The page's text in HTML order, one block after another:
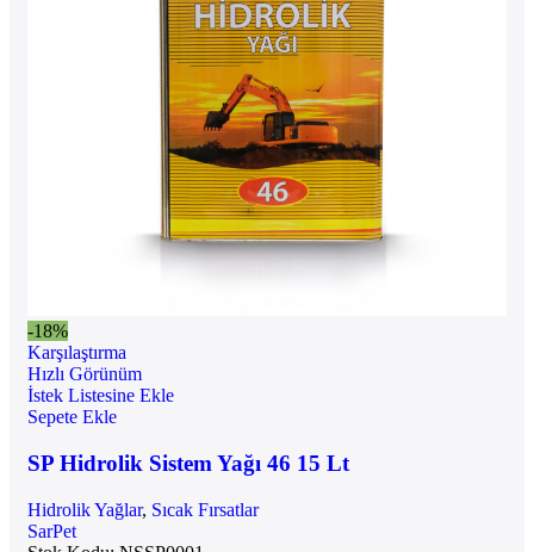
-18%
Karşılaştırma
Hızlı Görünüm
İstek Listesine Ekle
Sepete Ekle
SP Hidrolik Sistem Yağı 46 15 Lt
Hidrolik Yağlar, Sıcak Fırsatlar
SarPet